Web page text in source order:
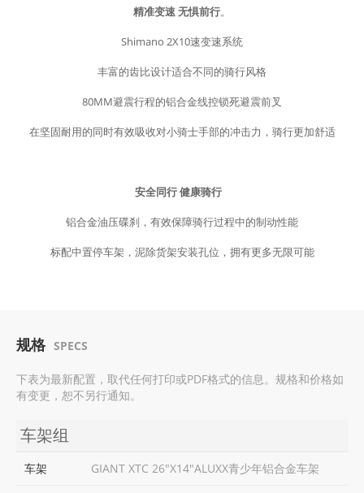
精准变速 无惧前行。
Shimano 2X10速变速系统
丰富的齿比设计适合不同的骑行风格
80MM避震行程的铝合金线控锁死避震前叉
在坚固耐用的同时有效吸收对小骑士手部的冲击力，骑行更加舒适
安全同行 健康骑行
铝合金油压碟刹，有效保障骑行过程中的制动性能
标配中置停车架，泥除货架安装孔位，拥有更多无限可能
规格 SPECS
下表为最新配置，取代任何打印或PDF格式的信息。规格和价格如
有变更，恕不另行通知。
车架组
车架 GIANT XTC 26"X14"ALUXX青少年铝合金车架